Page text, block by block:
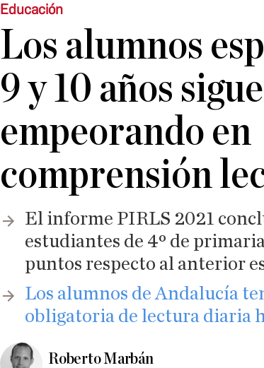
Educación
Los alumnos
9 y 10 años
empeorando en
comprensión
El informe PIRLS 2021
estudiantes de 4º de
puntos respecto al anterior
Los alumnos de Andalucía
obligatoria de lectura diaria
Roberto Marbán